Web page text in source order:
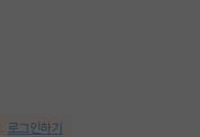
로그인하기